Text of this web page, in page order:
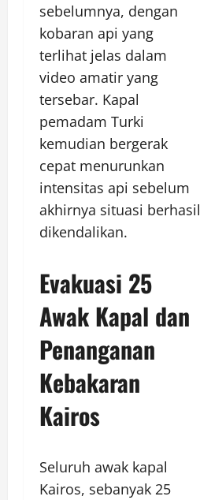
sebelumnya, dengan
kobaran api yang
terlihat jelas dalam
video amatir yang
tersebar. Kapal
pemadam Turki
kemudian bergerak
cepat menurunkan
intensitas api sebelum
akhirnya situasi berhasil
dikendalikan.
Evakuasi 25
Awak Kapal dan
Penanganan
Kebakaran
Kairos
Seluruh awak kapal
Kairos, sebanyak 25